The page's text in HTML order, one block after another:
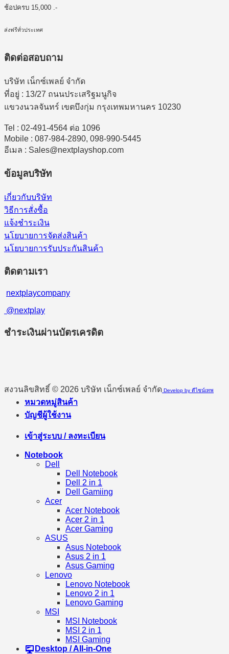
ช้อปครบ 15,000 .-
ส่งฟรีทั่วประเทศ
ติดต่อสอบถาม
บริษัท เน็กซ์เพลย์ จำกัด
ที่อยู่ : 13/27 ถนนประเสริฐมนูกิจ
แขวงนวลจันทร์ เขตบึงกุ่ม กรุงเทพมหานคร 10230
Tel : 02-491-4564 ต่อ 1096
Mobile : 087-984-2890, 098-990-5445
อีเมล : Sales@nextplayshop.com
ข้อมูลบริษัท
เกี่ยวกับบริษัท
วิธีการสั่งซื้อ
แจ้งชำระเงิน
นโยบายการจัดส่งสินค้า
นโยบายการรับประกันสินค้า
ติดตามเรา
nextplaycompany
@nextplay
ชำระเงินผ่านบัตรเครดิต
สงวนลิขสิทธิ์ © 2026 บริษัท เน็กซ์เพลย์ จำกัด Develop by ดีไซน์เทพ
หมวดหมู่สินค้า
บัญชีผู้ใช้งาน
เข้าสู่ระบบ / ลงทะเบียน
Notebook
Dell
Dell Notebook
Dell 2 in 1
Dell Gamiing
Acer
Acer Notebook
Acer 2 in 1
Acer Gaming
ASUS
Asus Notebook
Asus 2 in 1
Asus Gaming
Lenovo
Lenovo Notebook
Lenovo 2 in 1
Lenovo Gaming
MSI
MSI Notebook
MSI 2 in 1
MSI Gaming
Desktop / All-in-One